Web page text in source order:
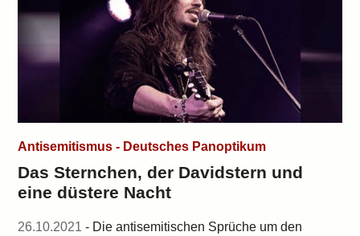
Antisemitismus - Deutsches Panoptikum
Das Sternchen, der Davidstern und
eine düstere Nacht
26.10.2021 - Die antisemitischen Sprüche um den